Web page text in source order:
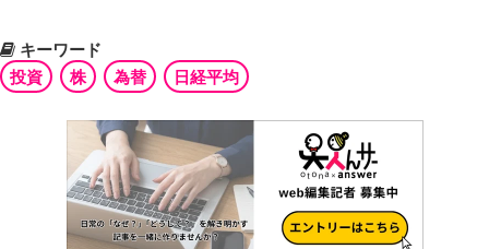
キーワード
投資
株 為替 日経平均